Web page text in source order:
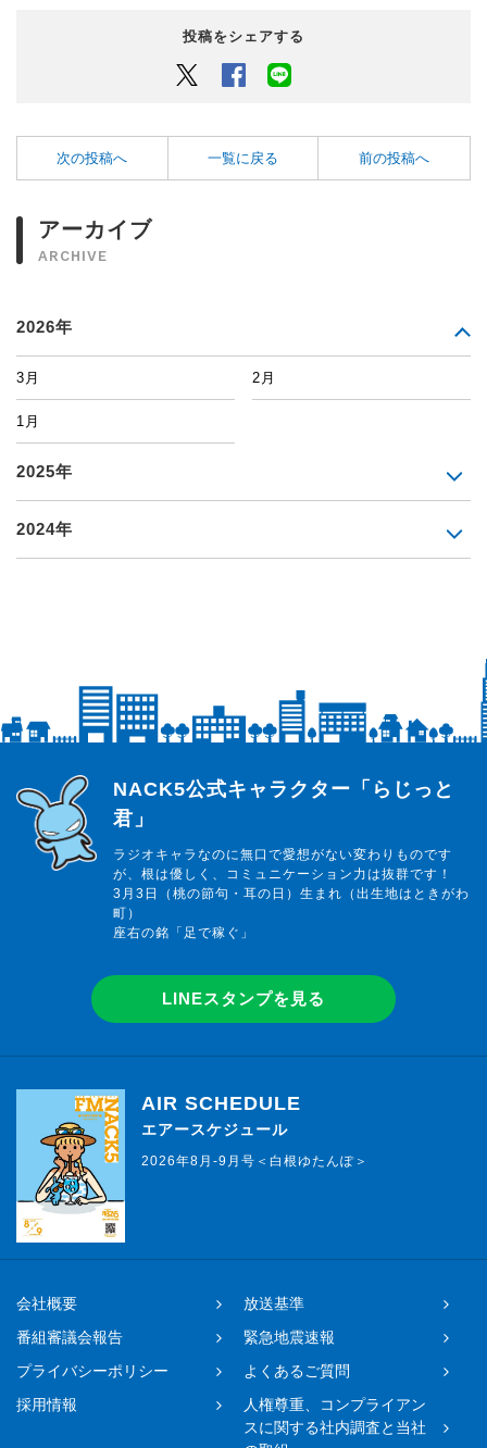
投稿をシェアする
Twitter Facebook
次の投稿へ 一覧に戻る 前の投稿へ
アーカイブ
ARCHIVE
2026年
3月 2月
1月
2025年
2024年
らじっと君
NACK5公式キャラクター「らじっと
君」
ラジオキャラなのに無口で愛想がない変わりものです
が、根は優しく、コミュニケーション力は抜群です！
3月3日（桃の節句・耳の日）生まれ（出生地はときがわ
町）
座右の銘「足で稼ぐ」
LINEスタンプを見る
AIR SCHEDULE
エアースケジュール
2026年8月-9月号＜白根ゆたんぽ＞
会社概要
放送基準
番組審議会報告
緊急地震速報
プライバシーポリシー
よくあるご質問
採用情報
人権尊重、コンプライアン
スに関する社内調査と当社